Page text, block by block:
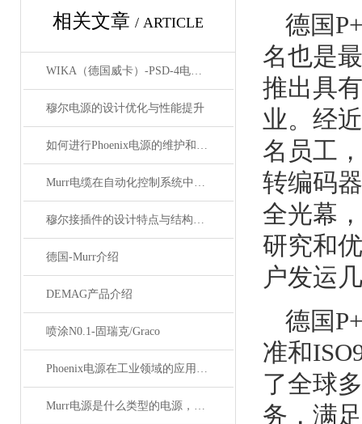
相关文章 / ARTICLE
WIKA（德国威卡）-PSD-4电子压力开关
穆尔电源的设计优化与性能提升
如何进行Phoenix电源的维护和保养？
Murr电缆在自动化控制系统中的应用
穆尔接插件的设计特点与结构优化
德国-Murr介绍
DEMAG产品介绍
喷涂N0.1-固瑞克/Graco
Phoenix电源在工业领域的应用与优势
Murr电源是什么类型的电源，主要用于哪些领域？
德国
名也是
推出具
业。经
名员工
转编码器
全光幕
研究和
户发运
德国
准和
了全球
务，满